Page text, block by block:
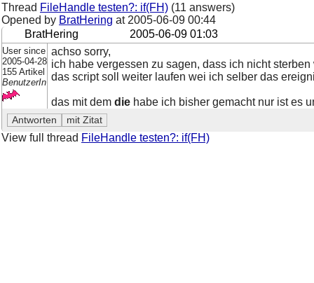
Thread FileHandle testen?: if(FH) (11 answers)
Opened by BratHering at 2005-06-09 00:44
BratHering
2005-06-09 01:03
User since
2005-04-28
155 Artikel
BenutzerIn
achso sorry,
ich habe vergessen zu sagen, dass ich nicht sterben
das script soll weiter laufen wei ich selber das
das mit dem diehabe ich bisher gemacht nur ist es
View full thread FileHandle testen?: if(FH)